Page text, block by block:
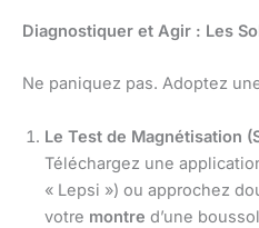
Diagnostiquer et Agir : Les
Ne paniquez pas. Adoptez
Le Test de Magnétisation
Téléchargez une
« Lepsi ») ou approchez
votre montre d’une